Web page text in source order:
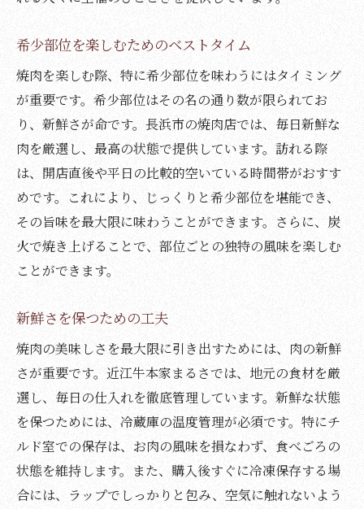
希少部位を楽しむためのベストタイム
焼肉を楽しむ際、特に希少部位を味わうにはタイミング
が重要です。希少部位はその名の通り数が限られてお
り、新鮮さが命です。長浜市の焼肉店では、毎日新鮮な
肉を厳選し、最高の状態で提供しています。訪れる際
は、開店直後や平日の比較的空いている時間帯がおすす
めです。これにより、じっくりと希少部位を堪能でき、
その旨味を最大限に味わうことができます。さらに、炭
火で焼き上げることで、部位ごとの独特の風味を楽しむ
ことができます。
新鮮さを保つための工夫
焼肉の美味しさを最大限に引き出すためには、肉の新鮮
さが重要です。近江牛本家まるさでは、地元の食材を厳
選し、毎日の仕入れを徹底管理しています。新鮮な状態
を保つためには、冷蔵庫の温度管理が必須です。特にチ
ルド室での保存は、お肉の風味を損なわず、食べごろの
状態を維持します。また、購入後すぐに冷凍保存する場
合には、ラップでしっかりと包み、空気に触れないよう